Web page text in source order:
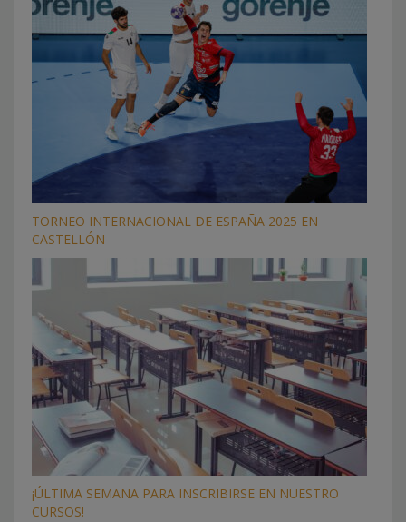
TORNEO INTERNACIONAL DE ESPAÑA 2025 EN
CASTELLÓN
¡ÚLTIMA SEMANA PARA INSCRIBIRSE EN NUESTRO
CURSOS!